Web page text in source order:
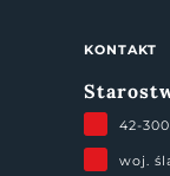
KONTAKT
42-
woj.